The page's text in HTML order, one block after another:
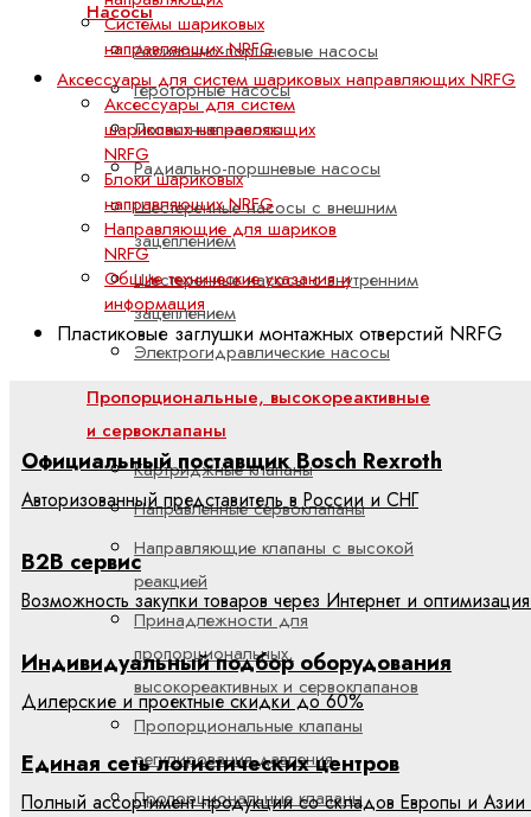
Насосы
Аксиально-поршневые насосы
Героторные насосы
Лопастные насосы
Радиально-поршневые насосы
Шестеренные насосы с внешним
зацеплением
Шестеренные насосы с внутренним
зацеплением
Электрогидравлические насосы
Пропорциональные, высокореактивные
и сервоклапаны
Картриджные клапаны
Направленные сервоклапаны
Направляющие клапаны с высокой
реакцией
Принадлежности для
пропорциональных,
высокореактивных и сервоклапанов
Пропорциональные клапаны
регулирования давления
Пропорциональные клапаны
Системы шариковых
направляющих NRFG
Аксессуары для систем шариковых направляющих NRFG
Аксессуары для систем
шариковых направляющих
NRFG
Блоки шариковых
направляющих NRFG
Направляющие для шариков
NRFG
Общие технические указания и
информация
Пластиковые заглушки монтажных отверстий NRFG
Официальный поставщик Bosch Rexroth
Авторизованный представитель в России и СНГ
B2B сервис
Возможность закупки товаров через Интернет и
Индивидуальный подбор оборудования
Дилерские и проектные скидки до 60%
Единая сеть логистических центров
Полный ассортимент продукции со складов Европы и Азии